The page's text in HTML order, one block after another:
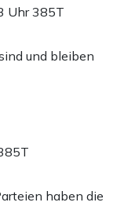
Uhr385T
und bleiben
haben die